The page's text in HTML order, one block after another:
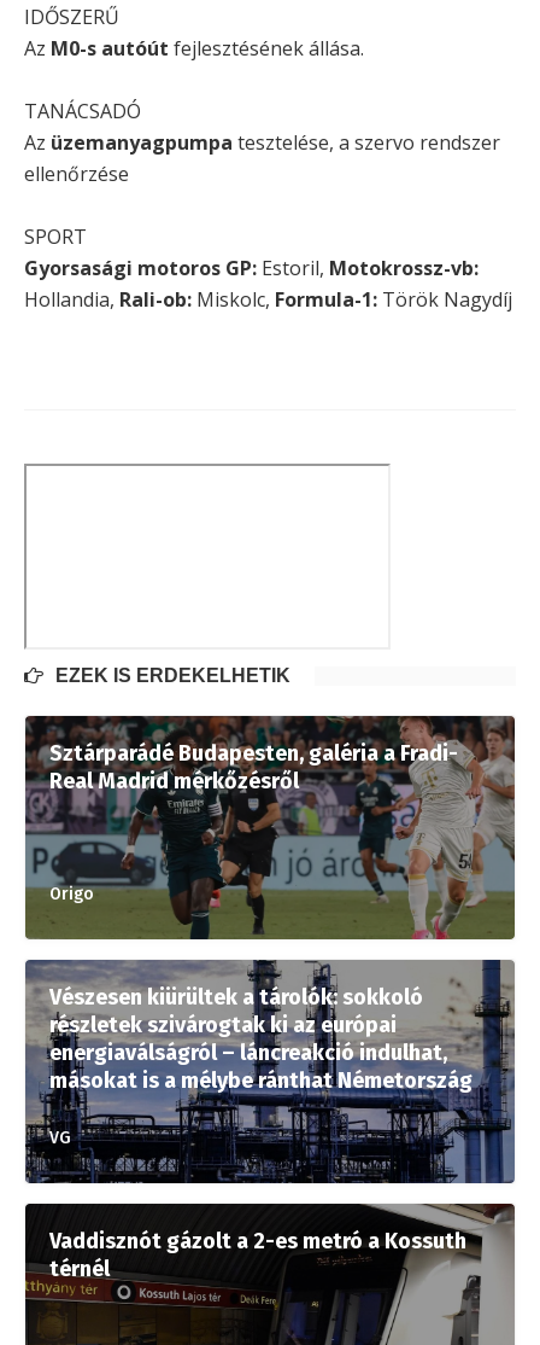
IDŐSZERŰ
Az M0-s autóút fejlesztésének állása.
TANÁCSADÓ
Az üzemanyagpumpa tesztelése, a szervo rendszer
ellenőrzése
SPORT
Gyorsasági motoros GP: Estoril, Motokrossz-vb:
Hollandia, Rali-ob: Miskolc, Formula-1: Török Nagydíj
EZEK IS ÉRDEKELHETIK
Sztárparádé Budapesten, galéria a Fradi-
Real Madrid mérkőzésről
Origo
Vészesen kiürültek a tárolók: sokkoló
részletek szivárogtak ki az európai
energiaválságról – láncreakció indulhat,
másokat is a mélybe ránthat Németország
VG
Vaddisznót gázolt a 2-es metró a Kossuth
térnél